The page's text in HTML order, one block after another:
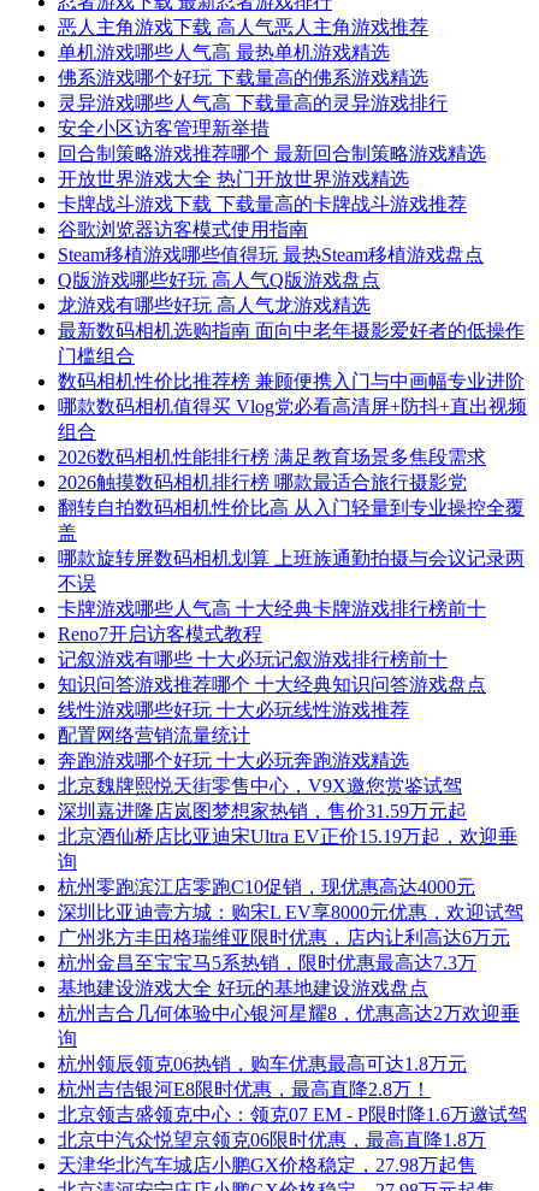
恶人主角游戏下载 高人气恶人主角游戏推荐
单机游戏哪些人气高 最热单机游戏精选
佛系游戏哪个好玩 下载量高的佛系游戏精选
灵异游戏哪些人气高 下载量高的灵异游戏排行
安全小区访客管理新举措
回合制策略游戏推荐哪个 最新回合制策略游戏精选
开放世界游戏大全 热门开放世界游戏精选
卡牌战斗游戏下载 下载量高的卡牌战斗游戏推荐
谷歌浏览器访客模式使用指南
Steam移植游戏哪些值得玩 最热Steam移植游戏盘点
Q版游戏哪些好玩 高人气Q版游戏盘点
龙游戏有哪些好玩 高人气龙游戏精选
最新数码相机选购指南 面向中老年摄影爱好者的低操作
门槛组合
数码相机性价比推荐榜 兼顾便携入门与中画幅专业进阶
哪款数码相机值得买 Vlog党必看高清屏+防抖+直出视频
组合
2026数码相机性能排行榜 满足教育场景多焦段需求
2026触摸数码相机排行榜 哪款最适合旅行摄影党
翻转自拍数码相机性价比高 从入门轻量到专业操控全覆
盖
哪款旋转屏数码相机划算 上班族通勤拍摄与会议记录两
不误
卡牌游戏哪些人气高 十大经典卡牌游戏排行榜前十
Reno7开启访客模式教程
记叙游戏有哪些 十大必玩记叙游戏排行榜前十
知识问答游戏推荐哪个 十大经典知识问答游戏盘点
线性游戏哪些好玩 十大必玩线性游戏推荐
配置网络营销流量统计
奔跑游戏哪个好玩 十大必玩奔跑游戏精选
北京魏牌熙悦天街零售中心，V9X邀您赏鉴试驾
深圳嘉进隆店岚图梦想家热销，售价31.59万元起
北京酒仙桥店比亚迪宋Ultra EV正价15.19万起，欢迎垂
询
杭州零跑滨江店零跑C10促销，现优惠高达4000元
深圳比亚迪壹方城：购宋L EV享8000元优惠，欢迎试驾
广州兆方丰田格瑞维亚限时优惠，店内让利高达6万元
杭州金昌至宝宝马5系热销，限时优惠最高达7.3万
基地建设游戏大全 好玩的基地建设游戏盘点
杭州吉合几何体验中心银河星耀8，优惠高达2万欢迎垂
询
杭州领辰领克06热销，购车优惠最高可达1.8万元
杭州吉佶银河E8限时优惠，最高直降2.8万！
北京领吉盛领克中心：领克07 EM - P限时降1.6万邀试驾
北京中汽众悦望京领克06限时优惠，最高直降1.8万
天津华北汽车城店小鹏GX价格稳定，27.98万起售